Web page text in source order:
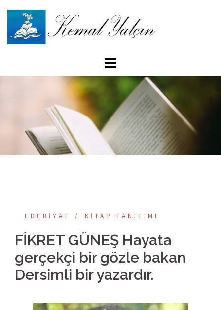
EDEBIYAT KITAP TANITIMI
FİKRET GÜNEŞ Hayata
gerçekçi bir gözle bakan
Dersimli bir yazardır.